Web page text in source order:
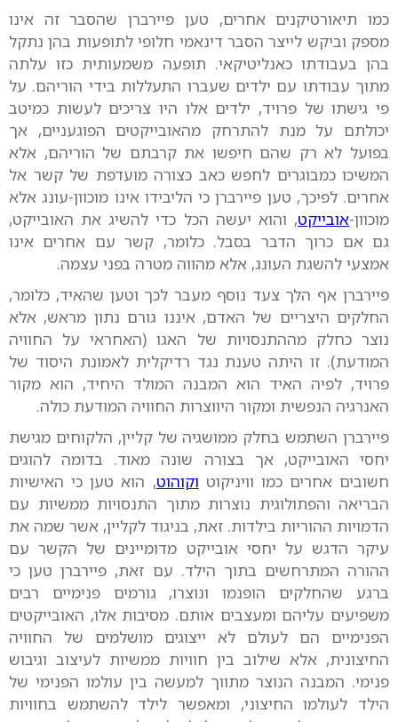
כמו תיאורטיקנים אחרים, טען פיירברן שהסבר זה אינו
מספק וביקש לייצר הסבר דינאמי חלופי לתופעות בהן נתקל
בהן בעבודתו כאנליטיקאי. תופעה משמעותית כזו עלתה
מתוך עבודתו עם ילדים שעברו התעללות בידי הוריהם. על
פי גישתו של פרויד, ילדים אלו היו צריכים לעשות כמיטב
יכולתם על מנת להתרחק מהאובייקטים הפוגעניים, אך
בפועל לא רק שהם חיפשו את קרבתם של הוריהם, אלא
המשיכו כמבוגרים לחפש כאב כצורה מועדפת של קשר אל
אחרים. לפיכך, טען פיירברן כי הליבידו אינו מוכוון-עונג אלא
מוכוון-אובייקט, והוא יעשה הכל כדי להשיג את האובייקט,
גם אם כרוך הדבר בסבל. כלומר, קשר עם אחרים אינו
אמצעי להשגת העונג, אלא מהווה מטרה בפני עצמה.
פיירברן אף הלך צעד נוסף מעבר לכך וטען שהאיד, כלומר,
החלקים היצריים של האדם, איננו גורם נתון מראש, אלא
נוצר כחלק מההתנסויות של האגו (האחראי על החוויה
המודעת). זו היתה טענת נגד רדיקלית לאמונת היסוד של
פרויד, לפיה האיד הוא המבנה המולד היחיד, הוא מקור
האנרגיה הנפשית ומקור היווצרות החוויה המודעת כולה.
פיירברן השתמש בחלק ממושגיה של קליין, הלקוחים מגישת
יחסי האובייקט, אך בצורה שונה מאוד. בדומה להוגים
חשובים אחרים כמו וויניקוט וקוהוט, הוא טען כי האישיות
הבריאה והפתולוגית נוצרות מתוך התנסויות ממשיות עם
הדמויות ההוריות בילדות. זאת, בניגוד לקליין, אשר שמה את
עיקר הדגש על יחסי אובייקט מדומיינים של הקשר עם
ההורה המתרחשים בתוך הילד. עם זאת, פיירברן טען כי
ברגע שהחלקים הופנמו ונוצרו, גורמים פנימיים רבים
משפיעים עליהם ומעצבים אותם. מסיבות אלו, האובייקטים
הפנימיים הם לעולם לא ייצוגים מושלמים של החוויה
החיצונית, אלא שילוב בין חוויות ממשיות לעיצוב וגיבוש
פנימי. המבנה הנוצר מתווך למעשה בין עולמו הפנימי של
הילד לעולמו החיצוני, ומאפשר לילד להשתמש בחוויות